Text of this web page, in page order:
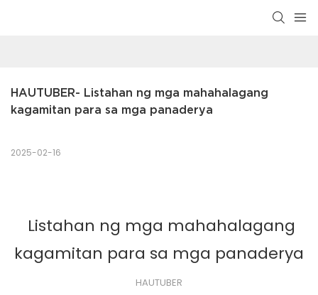
HAUTUBER- Listahan ng mga mahahalagang
kagamitan para sa mga panaderya
2025-02-16
Listahan ng mga mahahalagang
kagamitan para sa mga panaderya
HAUTUBER